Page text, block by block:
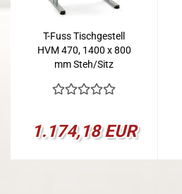
T-Fuss Tischgestell
HVM 470, 1400 x 800
mm Steh/Sitz
1.174,18 EUR